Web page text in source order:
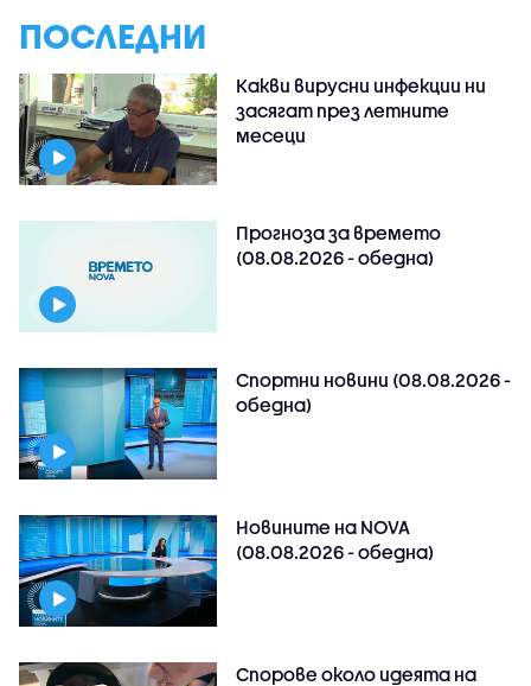
ПОСЛЕДНИ
Какви вирусни инфекции ни
засягат през летните
месеци
Прогноза за времето
(08.08.2026 - обедна)
Спортни новини (08.08.2026 -
обедна)
Новините на NOVA
(08.08.2026 - обедна)
Спорове около идеята на